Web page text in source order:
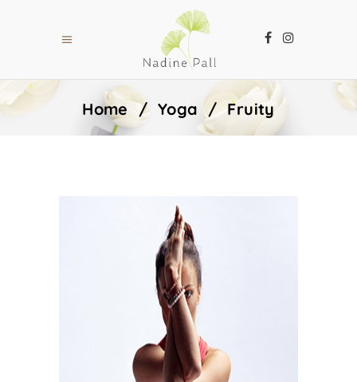
Home / Yoga / Fruity